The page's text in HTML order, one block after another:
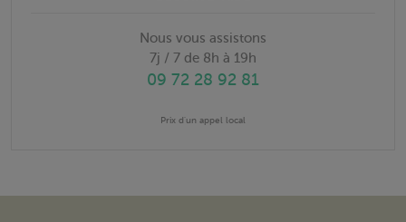
Nous vous assistons
7j / 7 de 8h à 19h
09 72 28 92 81
Prix d'un appel local